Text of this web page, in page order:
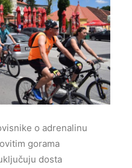
o adrenalinu
gorama
dosta